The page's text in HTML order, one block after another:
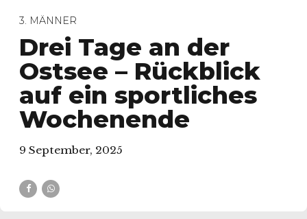
3. MÄNNER
Drei Tage an der
Ostsee – Rückblick
auf ein sportliches
Wochenende
9 September, 2025